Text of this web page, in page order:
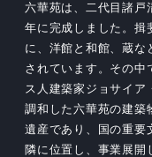
六華苑は、二代目諸戸
年に完成しました。揖
に、洋館と和館、蔵な
されています。その中
ス人建築家ジョサイア
調和した六華苑の建築
遺産であり、国の重要
隣に位置し、事業展開